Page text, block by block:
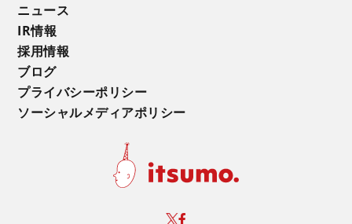
ニュース
IR情報
採用情報
ブログ
プライバシーポリシー
ソーシャルメディアポリシー